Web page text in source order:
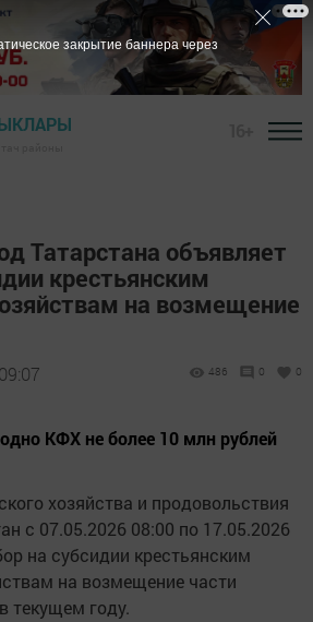
Татарстана объявляет
крестьянским
на возмещение
486 0 0
КФХ не более 10 млн рублей
хозяйства и продовольствия
с 07.05.2026 08:00 по 17.05.2026
на субсидии крестьянским
на возмещение части
текущем году.
закрытие баннера через